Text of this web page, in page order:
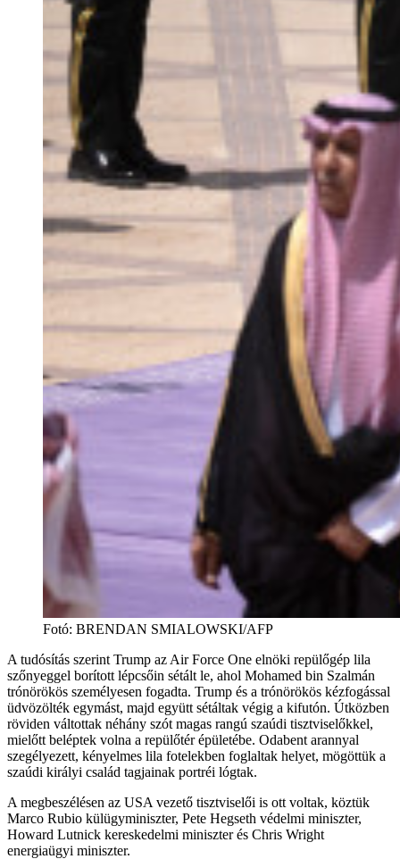
Fotó: BRENDAN SMIALOWSKI/AFP
A tudósítás szerint Trump az Air Force One elnöki repülőgép lila
szőnyeggel borított lépcsőin sétált le, ahol Mohamed bin Szalmán
trónörökös személyesen fogadta. Trump és a trónörökös kézfogással
üdvözölték egymást, majd együtt sétáltak végig a kifutón. Útközben
röviden váltottak néhány szót magas rangú szaúdi tisztviselőkkel,
mielőtt beléptek volna a repülőtér épületébe. Odabent arannyal
szegélyezett, kényelmes lila fotelekben foglaltak helyet, mögöttük a
szaúdi királyi család tagjainak portréi lógtak.
A megbeszélésen az USA vezető tisztviselői is ott voltak, köztük
Marco Rubio külügyminiszter, Pete Hegseth védelmi miniszter,
Howard Lutnick kereskedelmi miniszter és Chris Wright
energiaügyi miniszter.